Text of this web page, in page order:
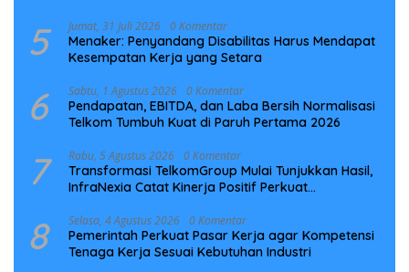
5 Jumat, 31 Juli 2026 0 Komentar
Menaker: Penyandang Disabilitas Harus Mendapat
Kesempatan Kerja yang Setara
6 Sabtu, 1 Agustus 2026 0 Komentar
Pendapatan, EBITDA, dan Laba Bersih Normalisasi
Telkom Tumbuh Kuat di Paruh Pertama 2026
7 Rabu, 5 Agustus 2026 0 Komentar
Transformasi TelkomGroup Mulai Tunjukkan Hasil,
InfraNexia Catat Kinerja Positif Perkuat
8 Selasa, 4 Agustus 2026 0 Komentar
Pemerintah Perkuat Pasar Kerja agar Kompetensi
Tenaga Kerja Sesuai Kebutuhan Industri